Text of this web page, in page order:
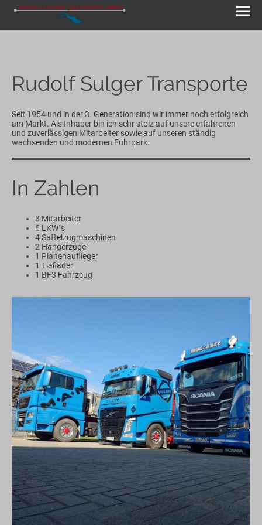
Rudolf Sulger Transporte
Seit 1954 und in der 3. Generation sind wir immer noch erfolgreich
am Markt. Als Inhaber bin ich sehr stolz auf unsere erfahrenen
und zuverlässigen Mitarbeiter sowie auf unseren ständig
wachsenden und modernen Fuhrpark.
In Zahlen
8 Mitarbeiter
6 LKW´s
4 Sattelzugmaschinen
2 Hängerzüge
1 Planenauflieger
1 Tieflader
1 BF3 Fahrzeug